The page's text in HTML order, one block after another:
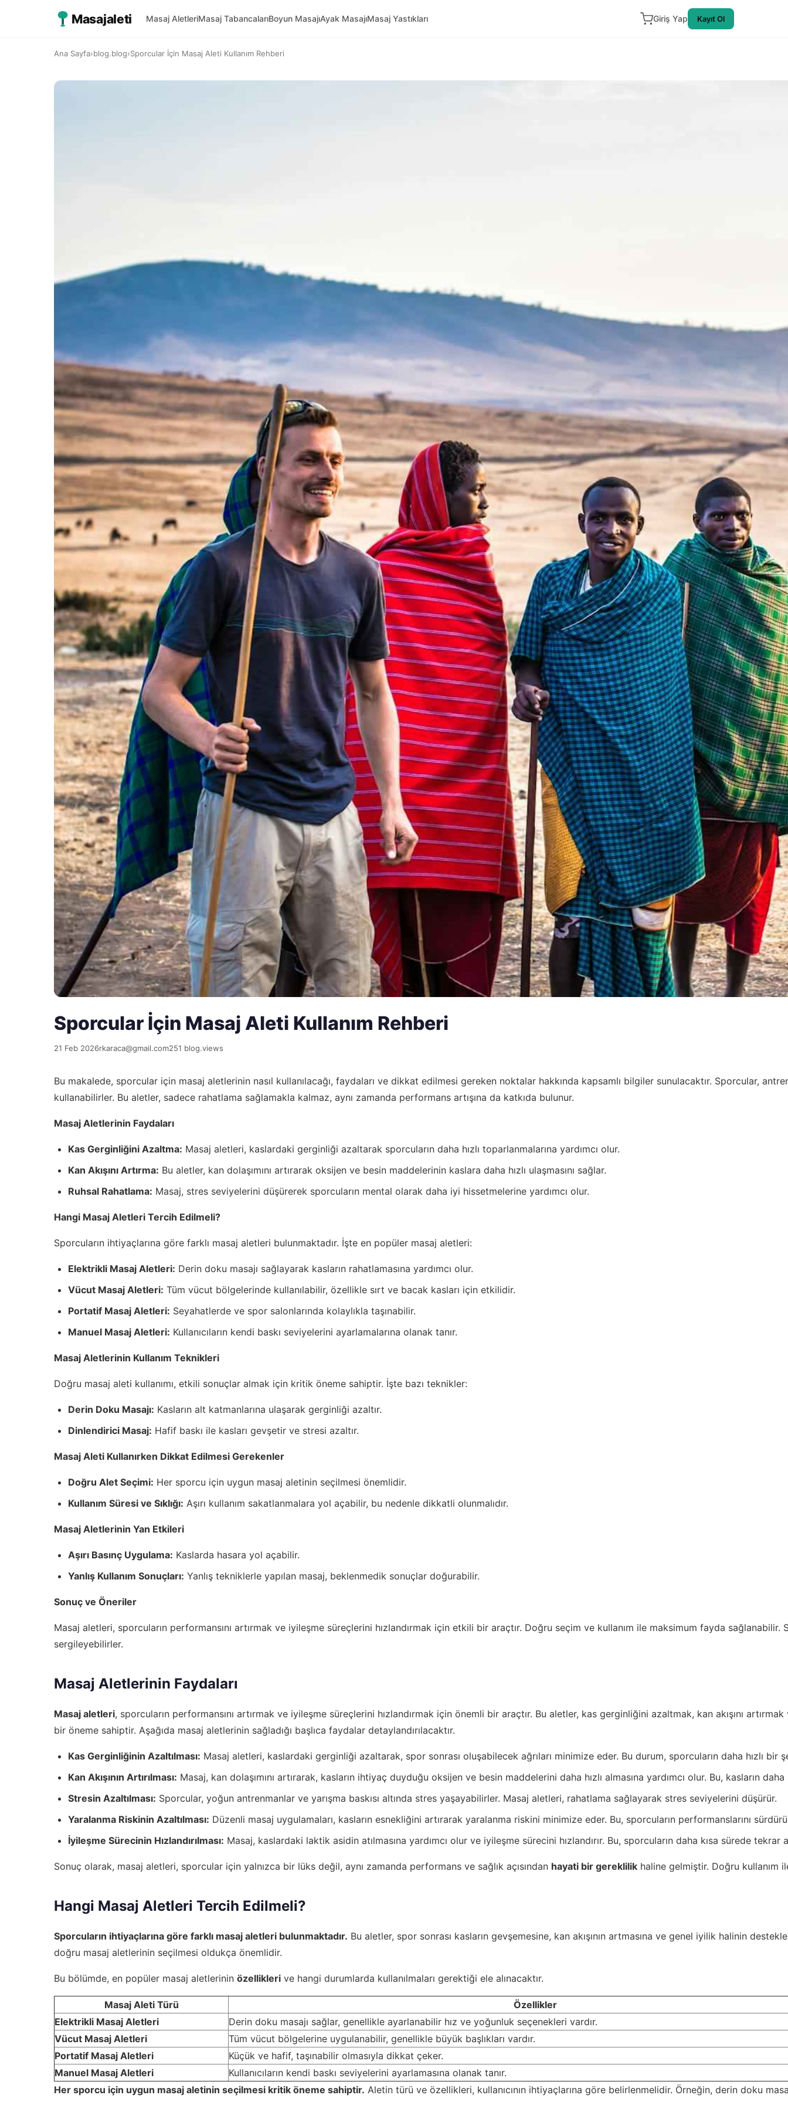
Masajaleti Masaj AletleriMasaj TabancalarıBoyun MasajıAyak MasajıMasaj Yastıkları Giriş Yap Kayıt Ol
Ana Sayfa›blog.blog›Sporcular İçin Masaj Aleti Kullanım Rehberi
Sporcular İçin Masaj Aleti Kullanım Rehberi
21 Feb 2026rkaraca@gmail.com251 blog.views
Bu makalede, sporcular için masaj aletlerinin nasıl kullanılacağı, faydaları ve dikkat edilmesi gereken noktalar hakkında kapsamlı bilgiler sunulacaktır. Sporcular,
kullanabilirler. Bu aletler, sadece rahatlama sağlamakla kalmaz, aynı zamanda performans artışına da katkıda bulunur.
Masaj Aletlerinin Faydaları
Kas Gerginliğini Azaltma: Masaj aletleri, kaslardaki gerginliği azaltarak sporcuların daha hızlı toparlanmalarına yardımcı olur.
Kan Akışını Artırma: Bu aletler, kan dolaşımını artırarak oksijen ve besin maddelerinin kaslara daha hızlı ulaşmasını sağlar.
Ruhsal Rahatlama: Masaj, stres seviyelerini düşürerek sporcuların mental olarak daha iyi hissetmelerine yardımcı olur.
Hangi Masaj Aletleri Tercih Edilmeli?
Sporcuların ihtiyaçlarına göre farklı masaj aletleri bulunmaktadır. İşte en popüler masaj aletleri:
Elektrikli Masaj Aletleri: Derin doku masajı sağlayarak kasların rahatlamasına yardımcı olur.
Vücut Masaj Aletleri: Tüm vücut bölgelerinde kullanılabilir, özellikle sırt ve bacak kasları için etkilidir.
Portatif Masaj Aletleri: Seyahatlerde ve spor salonlarında kolaylıkla taşınabilir.
Manuel Masaj Aletleri: Kullanıcıların kendi baskı seviyelerini ayarlamalarına olanak tanır.
Masaj Aletlerinin Kullanım Teknikleri
Doğru masaj aleti kullanımı, etkili sonuçlar almak için kritik öneme sahiptir. İşte bazı teknikler:
Derin Doku Masajı: Kasların alt katmanlarına ulaşarak gerginliği azaltır.
Dinlendirici Masaj: Hafif baskı ile kasları gevşetir ve stresi azaltır.
Masaj Aleti Kullanırken Dikkat Edilmesi Gerekenler
Doğru Alet Seçimi: Her sporcu için uygun masaj aletinin seçilmesi önemlidir.
Kullanım Süresi ve Sıklığı: Aşırı kullanım sakatlanmalara yol açabilir, bu nedenle dikkatli olunmalıdır.
Masaj Aletlerinin Yan Etkileri
Aşırı Basınç Uygulama: Kaslarda hasara yol açabilir.
Yanlış Kullanım Sonuçları: Yanlış tekniklerle yapılan masaj, beklenmedik sonuçlar doğurabilir.
Sonuç ve Öneriler
Masaj aletleri, sporcuların performansını artırmak ve iyileşme süreçlerini hızlandırmak için etkili bir araçtır. Doğru seçim ve kullanım ile maksimum fayda
sergileyebilirler.
Masaj Aletlerinin Faydaları
Masaj aletleri, sporcuların performansını artırmak ve iyileşme süreçlerini hızlandırmak için önemli bir araçtır. Bu aletler, kas gerginliğini azaltmak, kan akışını
bir öneme sahiptir. Aşağıda masaj aletlerinin sağladığı başlıca faydalar detaylandırılacaktır.
Kas Gerginliğinin Azaltılması: Masaj aletleri, kaslardaki gerginliği azaltarak, spor sonrası oluşabilecek ağrıları minimize eder. Bu durum, sporcuların daha hızlı bir
Kan Akışının Artırılması: Masaj, kan dolaşımını artırarak, kasların ihtiyaç duyduğu oksijen ve besin maddelerini daha hızlı almasına yardımcı olur. Bu, kasların
Stresin Azaltılması: Sporcular, yoğun antrenmanlar ve yarışma baskısı altında stres yaşayabilirler. Masaj aletleri, rahatlama sağlayarak stres seviyelerini düşürür.
Yaralanma Riskinin Azaltılması: Düzenli masaj uygulamaları, kasların esnekliğini artırarak yaralanma riskini minimize eder. Bu, sporcuların performanslarını
İyileşme Sürecinin Hızlandırılması: Masaj, kaslardaki laktik asidin atılmasına yardımcı olur ve iyileşme sürecini hızlandırır. Bu, sporcuların daha kısa sürede
Sonuç olarak, masaj aletleri, sporcular için yalnızca bir lüks değil, aynı zamanda performans ve sağlık açısından hayati bir gereklilik haline gelmiştir. Doğru kullanım
Hangi Masaj Aletleri Tercih Edilmeli?
Sporcuların ihtiyaçlarına göre farklı masaj aletleri bulunmaktadır. Bu aletler, spor sonrası kasların gevşemesine, kan akışının artmasına ve genel iyilik halinin
doğru masaj aletlerinin seçilmesi oldukça önemlidir.
Bu bölümde, en popüler masaj aletlerinin özellikleri ve hangi durumlarda kullanılmaları gerektiği ele alınacaktır.
Masaj Aleti Türü
Özellikler
Elektrikli Masaj Aletleri
Derin doku masajı sağlar, genellikle ayarlanabilir hız ve yoğunluk seçenekleri vardır.
Vücut Masaj Aletleri
Tüm vücut bölgelerine uygulanabilir, genellikle büyük başlıkları vardır.
Portatif Masaj Aletleri
Küçük ve hafif, taşınabilir olmasıyla dikkat çeker.
Manuel Masaj Aletleri
Kullanıcıların kendi baskı seviyelerini ayarlamasına olanak tanır.
Her sporcu için uygun masaj aletinin seçilmesi kritik öneme sahiptir. Aletin türü ve özellikleri, kullanıcının ihtiyaçlarına göre belirlenmelidir. Örneğin, derin doku